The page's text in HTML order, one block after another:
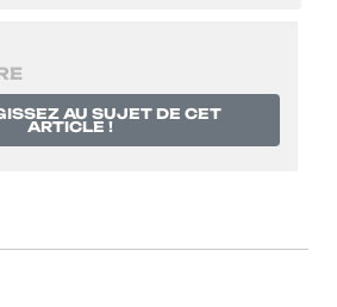
AU SUJET DE CET
ARTICLE !